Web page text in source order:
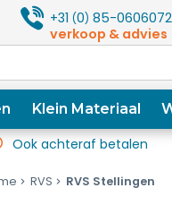
+31(0) 85-0606072
verkoop & advies
Klein Materiaal
Ook achteraf betalen
RVS RVS Stellingen